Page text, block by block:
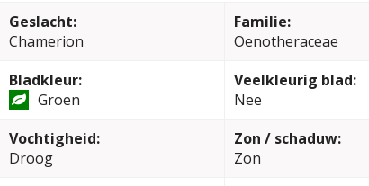
Geslacht:
Chamerion
Familie:
Oenotheraceae
Bladkleur:
Groen
Veelkleurig blad:
Nee
Vochtigheid:
Droog
Zon / schaduw:
Zon